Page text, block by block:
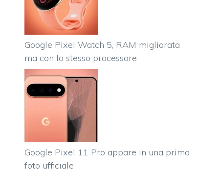
Google Pixel Watch 5, RAM migliorata
ma con lo stesso processore
Google Pixel 11 Pro appare in una prima
foto ufficiale